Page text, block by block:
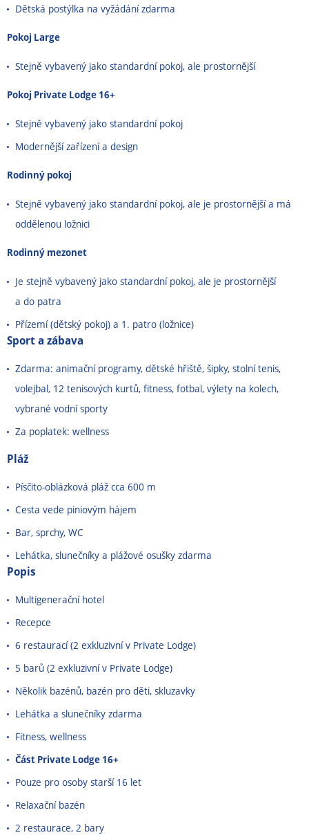
Dětská postýlka na vyžádání zdarma
Pokoj Large
Stejně vybavený jako standardní pokoj, ale prostornější
Pokoj Private Lodge 16+
Stejně vybavený jako standardní pokoj
Modernější zařízení a design
Rodinný pokoj
Stejně vybavený jako standardní pokoj, ale je prostornější a má
oddělenou ložnici
Rodinný mezonet
Je stejně vybavený jako standardní pokoj, ale je prostornější
a do patra
Přízemí (dětský pokoj) a 1. patro (ložnice)
Sport a zábava
Zdarma: animační programy, dětské hřiště, šipky, stolní tenis,
volejbal, 12 tenisových kurtů, fitness, fotbal, výlety na kolech,
vybrané vodní sporty
Za poplatek: wellness
Pláž
Písčito-oblázková pláž cca 600 m
Cesta vede piniovým hájem
Bar, sprchy, WC
Lehátka, slunečníky a plážové osušky zdarma
Popis
Multigenerační hotel
Recepce
6 restaurací (2 exkluzivní v Private Lodge)
5 barů (2 exkluzivní v Private Lodge)
Několik bazénů, bazén pro děti, skluzavky
Lehátka a slunečníky zdarma
Fitness, wellness
Část Private Lodge 16+
Pouze pro osoby starší 16 let
Relaxační bazén
2 restaurace, 2 bary